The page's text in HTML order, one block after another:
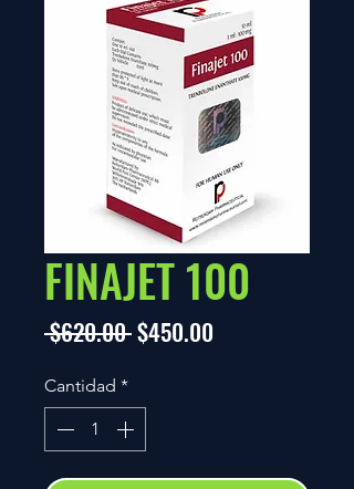
FINAJET 100
$620.00 Precio
$450.00
Cantidad *